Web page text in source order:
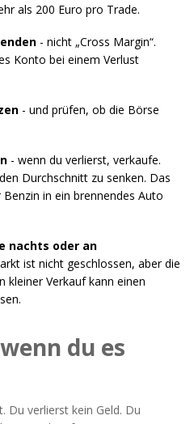
als 200 Euro pro Trade.
- nicht „Cross Margin“.
Konto bei einem Verlust
- und prüfen, ob die Börse
- wenn du verlierst, verkaufe.
Durchschnitt zu senken. Das
in ein brennendes Auto
nachts oder an
ist nicht geschlossen, aber die
kleiner Verkauf kann einen
du es
Du verlierst kein Geld. Du